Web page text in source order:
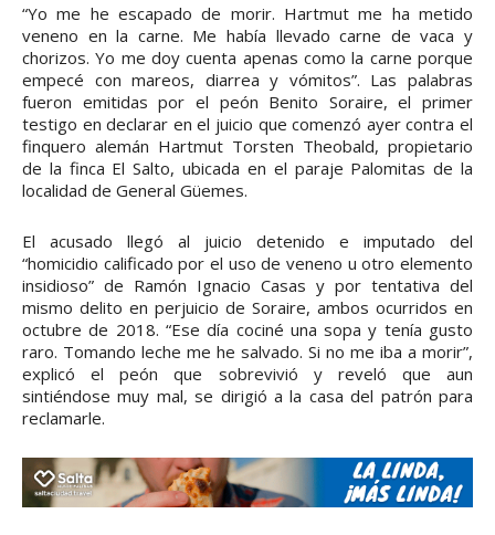
“Yo me he escapado de morir. Hartmut me ha metido
veneno en la carne. Me había llevado carne de vaca y
chorizos. Yo me doy cuenta apenas como la carne porque
empecé con mareos, diarrea y vómitos”. Las palabras
fueron emitidas por el peón Benito Soraire, el primer
testigo en declarar en el juicio que comenzó ayer contra el
finquero alemán Hartmut Torsten Theobald, propietario
de la finca El Salto, ubicada en el paraje Palomitas de la
localidad de General Güemes.
El acusado llegó al juicio detenido e imputado del
“homicidio calificado por el uso de veneno u otro elemento
insidioso” de Ramón Ignacio Casas y por tentativa del
mismo delito en perjuicio de Soraire, ambos ocurridos en
octubre de 2018. “Ese día cociné una sopa y tenía gusto
raro. Tomando leche me he salvado. Si no me iba a morir”,
explicó el peón que sobrevivió y reveló que aun
sintiéndose muy mal, se dirigió a la casa del patrón para
reclamarle.